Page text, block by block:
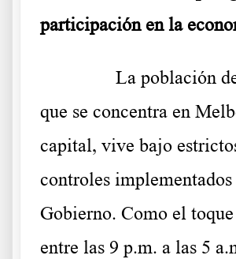
participación en la
La población
que se concentra en
capital, vive bajo
controles
Gobierno. Como el
entre las 9 p.m. a las 5